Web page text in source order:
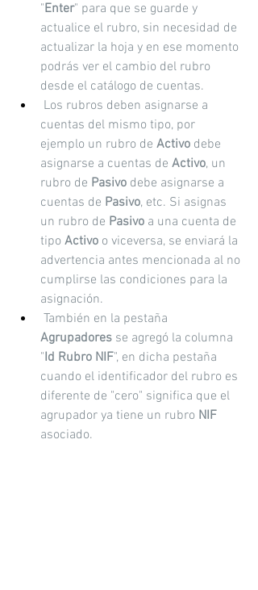
"Enter" para que se guarde y
actualice el rubro, sin necesidad de
actualizar la hoja y en ese momento
podrás ver el cambio del rubro
desde el catálogo de cuentas.
cuentas del mismo tipo, por
ejemplo un rubro de Activo debe
asignarse a cuentas de Activo, un
rubro de Pasivo debe asignarse a
cuentas de Pasivo, etc. Si asignas
un rubro de Pasivo a una cuenta de
tipo Activo o viceversa, se enviará la
advertencia antes mencionada al no
cumplirse las condiciones para la
asignación.
También en la pestaña
Agrupadores se agregó la columna
"Id Rubro NIF", en dicha pestaña
cuando el identificador del rubro es
diferente de "cero" significa que el
agrupador ya tiene un rubro NIF
asociado.